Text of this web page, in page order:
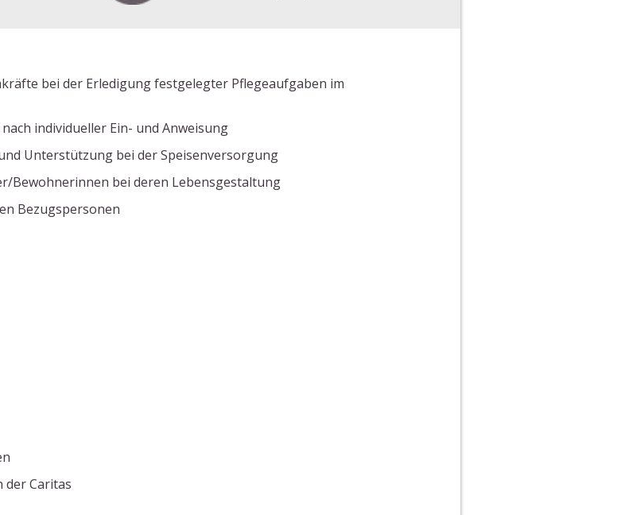
bei der Erledigung festgelegter Pflegeaufgaben im
individueller Ein- und Anweisung
Unterstützung bei der Speisenversorgung
Bewohnerinnen bei deren Lebensgestaltung
Bezugspersonen
der Caritas